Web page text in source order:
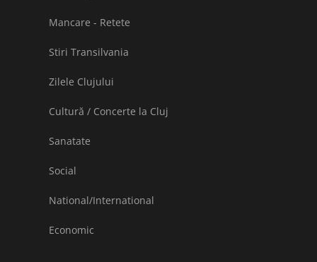
Mancare - Retete
Stiri Transilvania
Zilele Clujului
Cultură / Concerte la Cluj
Sanatate
Social
National/International
Economic